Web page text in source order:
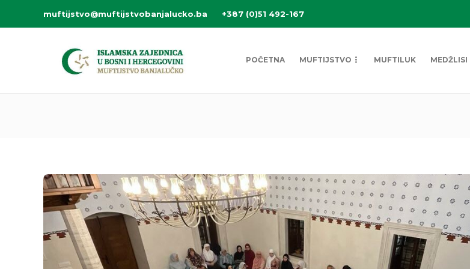
muftijstvo@muftijstvobanjalucko.ba +387 (0)51 492-167
POČETNA MUFTIJSTVO MUFTILUK MEDŽLISI